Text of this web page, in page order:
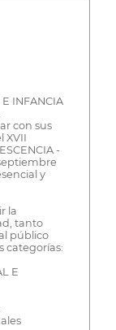
INFANCIA
con sus
XVII
-
y
la
tanto
público
categorías:
E